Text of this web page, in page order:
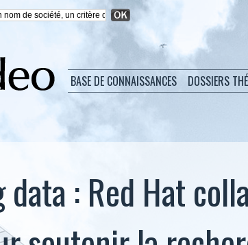
BASE DE CONNAISSANCES DOSSIERS
: Red Hat